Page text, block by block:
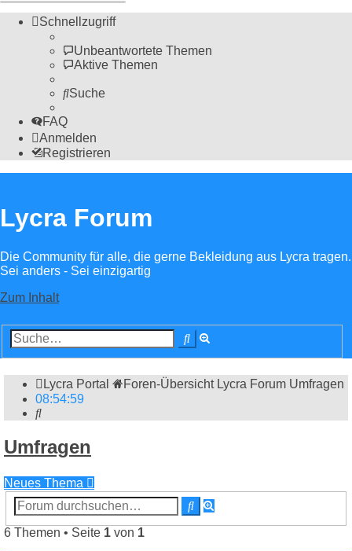
Schnellzugriff
Unbeantwortete Themen
Aktive Themen
Suche
FAQ
Anmelden
Registrieren
Lycra Forum
Die Community für alle, die gerne Bekleidung aus Lycra tragen.
Sei anders - Sei einzigartig
Zum Inhalt
Suche
Lycra Portal Foren-Übersicht Lycra Forum Umfragen
08:55:00
Suche
Umfragen
Neues Thema
SucheErweiterte
Suche
6 Themen • Seite 1 von 1